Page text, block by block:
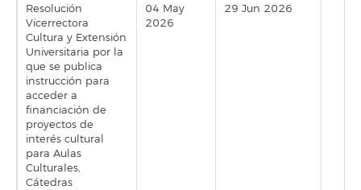
Resolución
Vicerrectora
Cultura y Extensión
Universitaria por la
que se publica
instrucción para
acceder a
financiación de
proyectos de
interés cultural
para Aulas
Culturales,
Cátedras
04 May
2026
29 Jun 2026